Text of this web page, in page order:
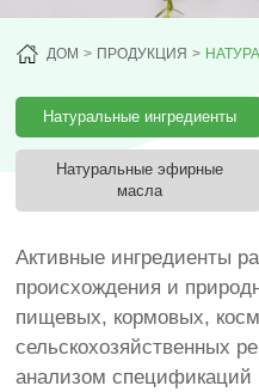
ДОМ ПРОДУКЦИЯ
Натуральные ингредиенты
Натуральные эфирные
масла
Активные ингредиенты
происхождения и
пищевых, кормовых,
сельскохозяйственных
анализом спецификаций